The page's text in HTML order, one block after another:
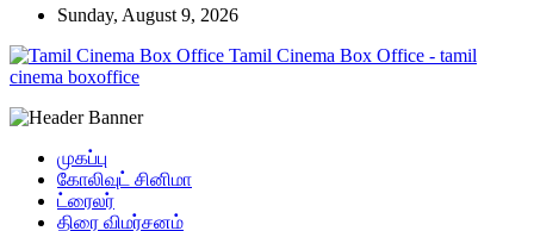
Sunday, August 9, 2026
Tamil Cinema Box Office - tamil
cinema boxoffice
முகப்பு
கோலிவுட் சினிமா
ட்ரைலர்
திரை விமர்சனம்